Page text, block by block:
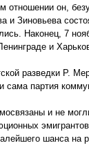
отношении он,
Зиновьева
Наконец, 7
и
разведки Р.
сама партия
и не
шанса на